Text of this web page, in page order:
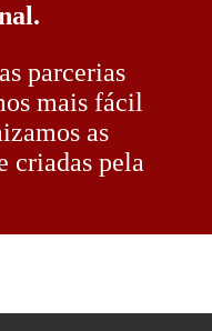
parcerias
mais fácil
as
criadas pela